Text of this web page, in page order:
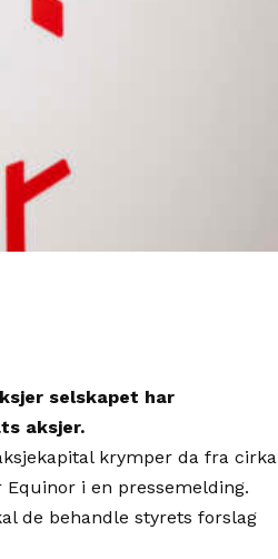
selskapet har
aksjer.
krymper da fra cirka
i en pressemelding.
de behandle styrets forslag